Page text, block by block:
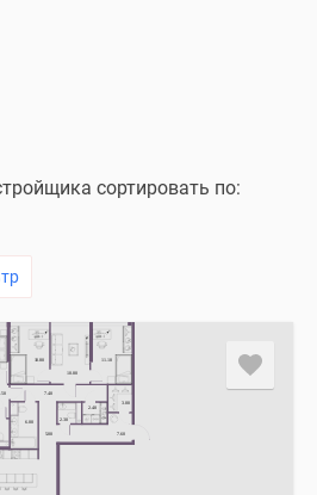
сортировать по: